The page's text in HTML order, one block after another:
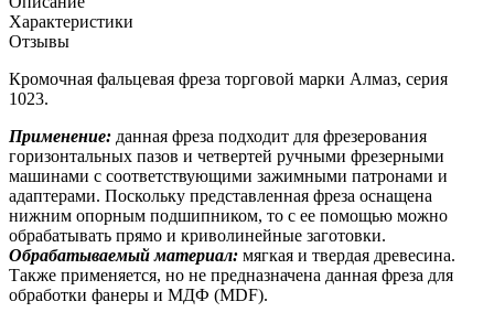
Характеристики
Отзывы
Кромочная фальцевая фреза торговой марки Алмаз, серия
1023.
Применение: данная фреза подходит для фрезерования
горизонтальных пазов и четвертей ручными фрезерными
машинами с соответствующими зажимными патронами и
адаптерами. Поскольку представленная фреза оснащена
нижним опорным подшипником, то с ее помощью можно
обрабатывать прямо и криволинейные заготовки.
Обрабатываемый материал: мягкая и твердая древесина.
Также применяется, но не предназначена данная фреза для
обработки фанеры и МДФ (MDF).